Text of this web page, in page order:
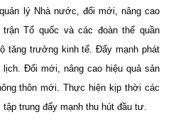
lý Nhà nước, đổi mới, nâng cao
Tổ quốc và các đoàn thể quần
tăng trưởng kinh tế. Đẩy mạnh phát
Đổi mới, nâng cao hiệu quả sản
thôn mới. Thực hiện kịp thời các
trung đẩy mạnh thu hút đầu tư.